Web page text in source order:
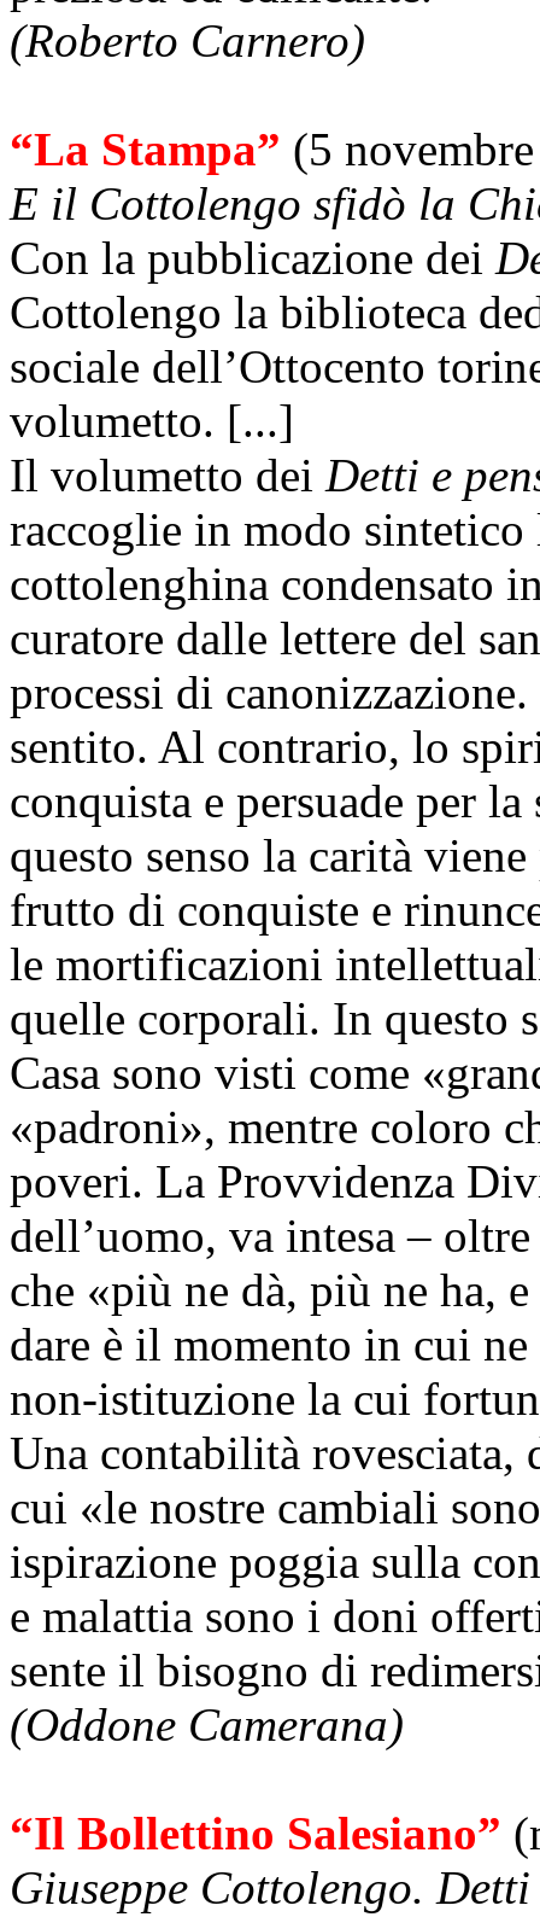
(Roberto Carnero)
“La Stampa” (5
E il Cottolengo sfidò la
Con la pubblicazione dei
Cottolengo la biblioteca
sociale dell’Ottocento
volumetto. [...]
Il volumetto dei Detti e
raccoglie in modo
cottolenghina condensato
curatore dalle lettere del
processi di
sentito. Al contrario, lo
conquista e persuade per
questo senso la carità
frutto di conquiste e
le mortificazioni
quelle corporali. In questo
Casa sono visti come
«padroni», mentre coloro
poveri. La Provvidenza
dell’uomo, va intesa –
che «più ne dà, più ne ha,
dare è il momento in cui
non-istituzione la cui
Una contabilità rovesciata,
cui «le nostre cambiali
ispirazione poggia sulla
e malattia sono i doni
sente il bisogno di
(Oddone Camerana)
“Il Bollettino Salesiano”
Giuseppe Cottolengo.